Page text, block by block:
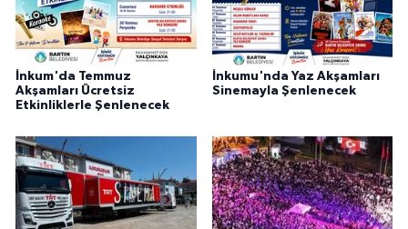
İnkum'da Temmuz
Akşamları Ücretsiz
Etkinliklerle Şenlenecek
İnkumu'nda Yaz Akşamları
Sinemayla Şenlenecek